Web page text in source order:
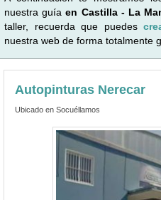
nuestra guíaen Castilla - La
taller, recuerda que puedes
nuestra web de forma totalmente
Autopinturas Nerecar
Ubicado en Socuéllamos